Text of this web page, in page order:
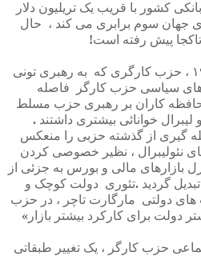
بانکی کشور با قریب یک تریلیون دلار
جهان سوم برابری می کند ، حال
تاکجا پیش رفته است!
، حزب کارگری که به رهبری تونی
سیاسی حزب کارگر
فاصله
کاران بر رهبری حزب مسلط
لیبرال خوانائی بیشتری داشتند .
گیری از گذشته حزبی را
منعکس
نئولیبرال ، نظیر خصوصی کردن
بازارهای مالی و بورس به جزئی از
تبدیل گردید .تئوری دولت کوچک و
های دولتی مارگارت تاچر ، در حزب
دولت برای کارکرد بیشتر بازار »
حزب کارگر ، یک تغییر طبقاتی